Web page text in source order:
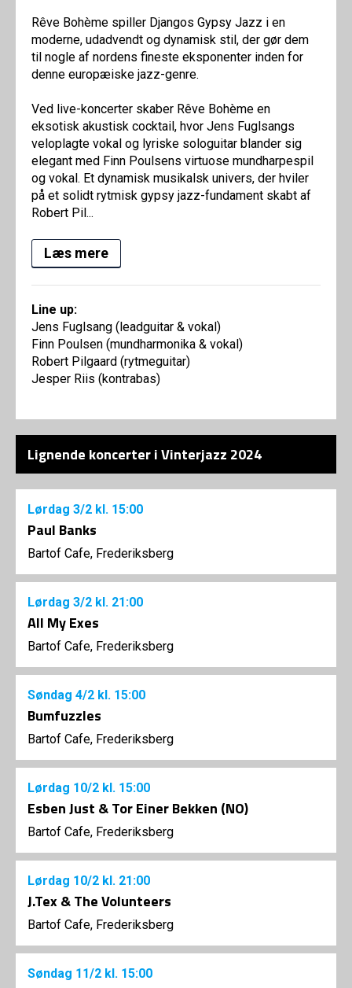
Rêve Bohème spiller Djangos Gypsy Jazz i en
moderne, udadvendt og dynamisk stil, der gør dem
til nogle af nordens fineste eksponenter inden for
denne europæiske jazz-genre.
Ved live-koncerter skaber Rêve Bohème en
eksotisk akustisk cocktail, hvor Jens Fuglsangs
veloplagte vokal og lyriske sologuitar blander sig
elegant med Finn Poulsens virtuose mundharpespil
og vokal. Et dynamisk musikalsk univers, der hviler
på et solidt rytmisk gypsy jazz-fundament skabt af
Robert Pil...
Læs mere
Line up:
Jens Fuglsang (leadguitar & vokal)
Finn Poulsen (mundharmonika & vokal)
Robert Pilgaard (rytmeguitar)
Jesper Riis (kontrabas)
Lignende koncerter i Vinterjazz 2024
Lørdag 3/2 kl. 15:00
Paul Banks
Bartof Cafe, Frederiksberg
Lørdag 3/2 kl. 21:00
All My Exes
Bartof Cafe, Frederiksberg
Søndag 4/2 kl. 15:00
Bumfuzzles
Bartof Cafe, Frederiksberg
Lørdag 10/2 kl. 15:00
Esben Just & Tor Einer Bekken (NO)
Bartof Cafe, Frederiksberg
Lørdag 10/2 kl. 21:00
J.Tex & The Volunteers
Bartof Cafe, Frederiksberg
Søndag 11/2 kl. 15:00